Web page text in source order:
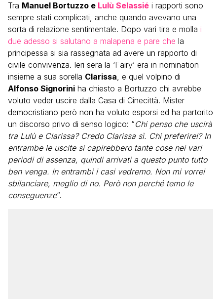
Tra Manuel Bortuzzo e Lulù Selassié i rapporti sono
sempre stati complicati, anche quando avevano una
sorta di relazione sentimentale. Dopo vari tira e molla i
due adesso si salutano a malapena e pare che la
principessa si sia rassegnata ad avere un rapporto di
civile convivenza. Ieri sera la ‘Fairy’ era in nomination
insieme a sua sorella Clarissa, e quel volpino di
Alfonso Signorini ha chiesto a Bortuzzo chi avrebbe
voluto veder uscire dalla Casa di Cinecittà. Mister
democristiano però non ha voluto esporsi ed ha partorito
un discorso privo di senso logico: “Chi penso che uscirà
tra Lulù e Clarissa? Credo Clarissa sì. Chi preferirei? In
entrambe le uscite si capirebbero tante cose nei vari
periodi di assenza, quindi arrivati a questo punto tutto
ben venga. In entrambi i casi vedremo. Non mi vorrei
sbilanciare, meglio di no. Però non perché temo le
conseguenze“.